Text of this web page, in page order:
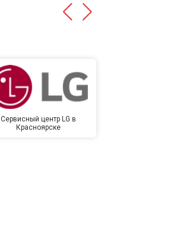
Сервисный центр LG в
Красноярске